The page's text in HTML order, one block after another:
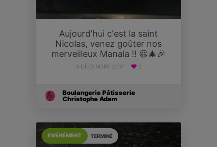
Aujourd'hui c'est la saint
Nicolas, venez goûter nos
merveilleux Manala !! 😃🎄🎉
6 DÉCEMBRE 2017 2
Boulangerie Pâtisserie
Christophe Adam
TERMINÉ
EVÉNÉMENT